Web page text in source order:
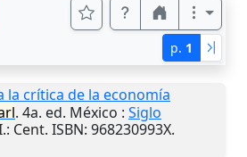
p. 1
la crítica de la economía
. 4a. ed. México : Siglo
: Cent. ISBN: 968230993X.